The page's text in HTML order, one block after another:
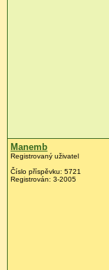
Manemb
Registrovaný uživatel
Číslo příspěvku: 5721
Registrován: 3-2005